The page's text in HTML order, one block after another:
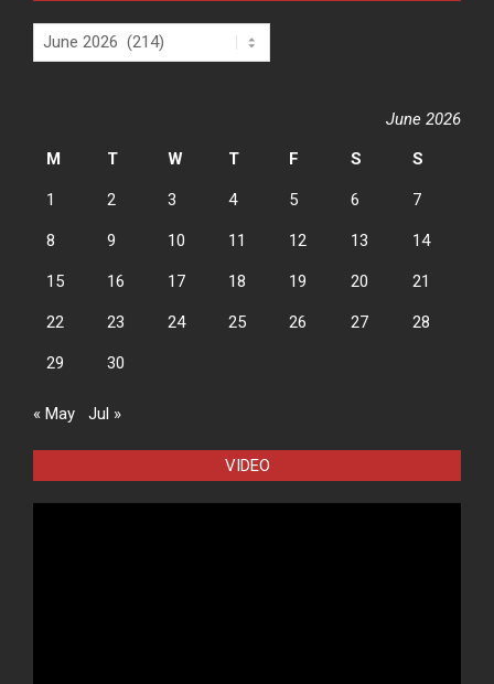
Archives
June 2026
M
T W T F S S
1 2 3 4 5 6 7
8 9 10 11 12 13 14
15 16 17 18 19 20 21
22 23 24 25 26 27 28
29 30
« May Jul »
VIDEO